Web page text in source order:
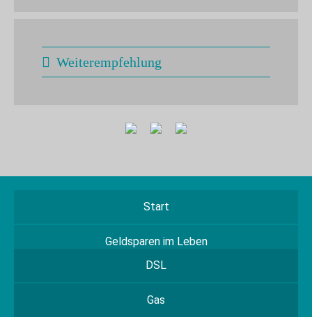
Weiterempfehlung
Start
Geldsparen im Leben
DSL
Gas